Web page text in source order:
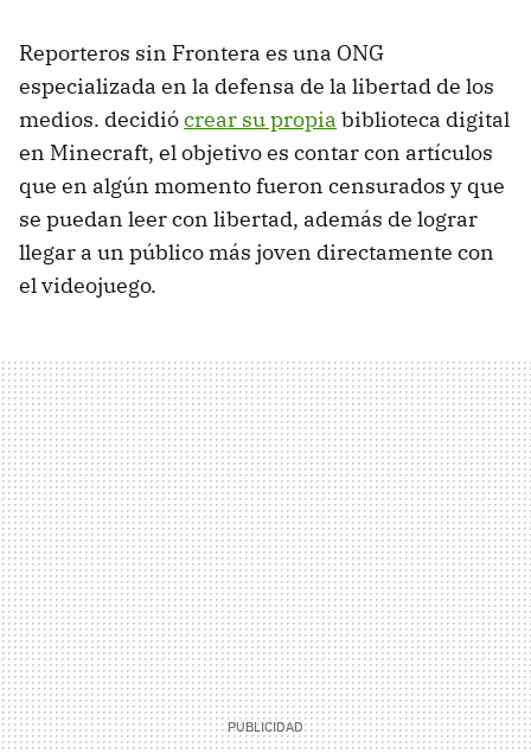
Reporteros sin Frontera es una ONG
especializada en la defensa de la libertad de los
medios. decidiócrear su propia biblioteca digital
en Minecraft, el objetivo es contar con artículos
que en algún momento fueron censurados y que
se puedan leer con libertad, además de lograr
llegar a un público más joven directamente con
el videojuego.